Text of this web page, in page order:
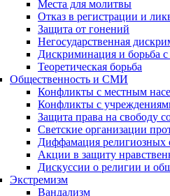
Места для молитвы
Отказ в регистрации и
Защита от гонений
Негосударственная
Дискриминация и борьба
Теоретическая борьба
Общественность и СМИ
Конфликты с местным
Конфликты с
Защита права на свободу
Светские организации
Диффамация
Акции в защиту
Дискуссии о религии и
Экстремизм
Вандализм